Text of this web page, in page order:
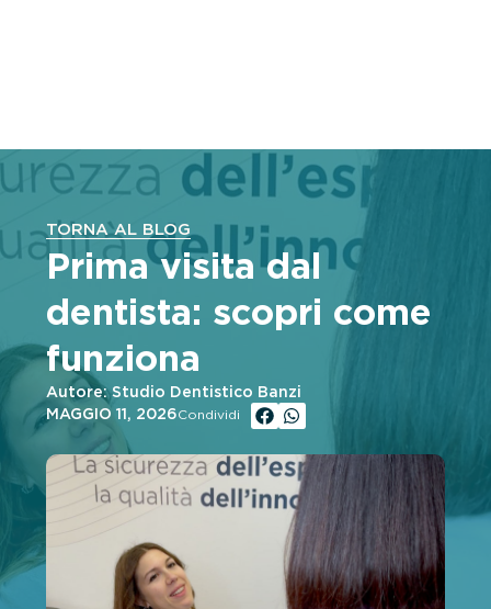
TORNA AL BLOG
Prima visita dal
dentista: scopri come
funziona
Autore: Studio Dentistico Banzi
MAGGIO 11, 2026Condividi